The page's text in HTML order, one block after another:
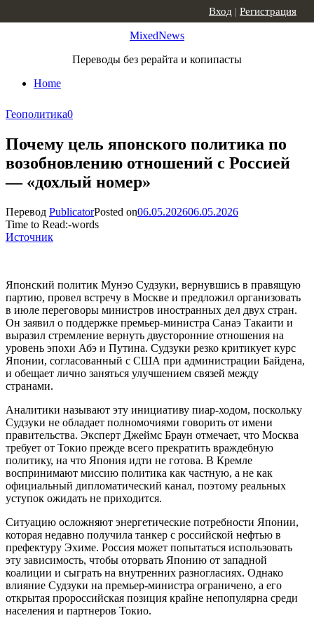
MixedNews
Переводы без рерайта и копипасты
Home
Вход | Регистрация
Геополитика0
Почему цель японского политика по
возобновлению отношений с Россией
— «дохлый номер»
Перевод PublicatorPosted on06.05.202606.05.2026
Time to Read:-words
Источник
Японский политик Мунэо Судзуки, вернувшись в правящую
партию, провел встречу в Москве и предложил организовать
в июле переговоры министров иностранных дел двух стран.
Он заявил о поддержке премьер-министра Санаэ Такаити и
выразил стремление вернуть двусторонние отношения на
уровень эпохи Абэ и Путина. Судзуки резко критикует курс
Японии, согласованный с США при администрации Байдена,
и обещает лично заняться улучшением связей между
странами.
Аналитики называют эту инициативу пиар-ходом, поскольку
Судзуки не обладает полномочиями говорить от имени
правительства. Эксперт Джеймс Браун отмечает, что Москва
требует от Токио прежде всего прекратить враждебную
политику, на что Япония идти не готова. В Кремле
воспринимают миссию политика как частную, а не как
официальный дипломатический канал, поэтому реальных
уступок ожидать не приходится.
Ситуацию осложняют энергетические потребности Японии,
которая недавно получила танкер с российской нефтью в
префектуру Эхиме. Россия может попытаться использовать
эту зависимость, чтобы оторвать Японию от западной
коалиции и сыграть на внутренних разногласиях. Однако
влияние Судзуки на премьер-министра ограничено, а его
открытая пророссийская позиция крайне непопулярна среди
населения и партнеров Токио.